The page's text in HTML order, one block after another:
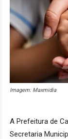
Imagem: Maxmidia
A Prefeitura de
Secretaria